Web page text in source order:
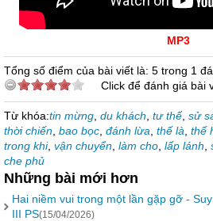
MP3
Tổng số điểm của bài viết là: 5 trong 1
Click để đánh giá bài
Từ khóa:tin mừng du khách tư thế, sử
thời chiến bao bọc đánh lừa thế là thế
trong khi, vận chuyển làm cho lấp lánh
che phủ
Những bài mới hơn
Hai niềm vui trong một lần gặp gỡ -
III PS(15/04/2026)